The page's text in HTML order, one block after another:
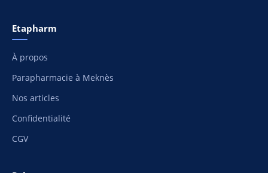
Etapharm
À propos
Parapharmacie à Meknès
Nos articles
Confidentialité
CGV